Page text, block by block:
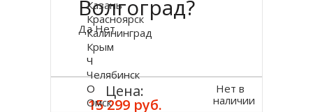
Цена:
15 299 руб.
Нет в
наличии
Волгоград?
Да Нет
Казань
Красноярск
Калининград
Крым
Ч
Челябинск
О
Омск